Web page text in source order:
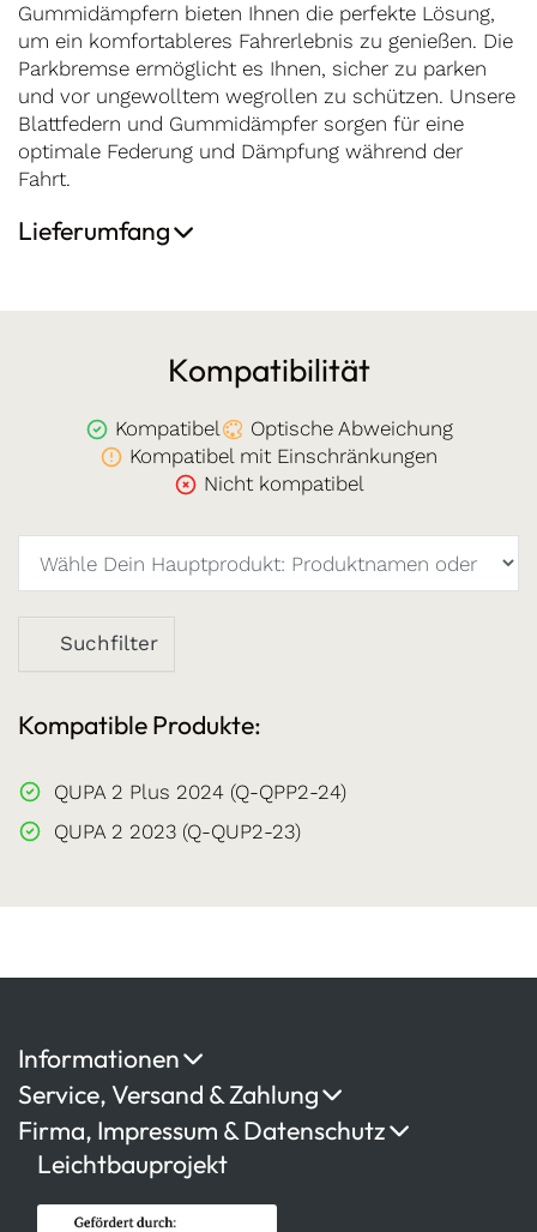
Gummidämpfern bieten Ihnen die perfekte Lösung,
um ein komfortableres Fahrerlebnis zu genießen. Die
Parkbremse ermöglicht es Ihnen, sicher zu parken
und vor ungewolltem wegrollen zu schützen. Unsere
Blattfedern und Gummidämpfer sorgen für eine
optimale Federung und Dämpfung während der
Fahrt.
Lieferumfang
Kompatibilität
Kompatibel
Optische Abweichung
Kompatibel mit Einschränkungen
Nicht kompatibel
Suchfilter
Kompatible Produkte:
QUPA 2 Plus 2024 (Q-QPP2-24)
QUPA 2 2023 (Q-QUP2-23)
Informationen
Service, Versand & Zahlung
Firma, Impressum & Datenschutz
Leichtbauprojekt